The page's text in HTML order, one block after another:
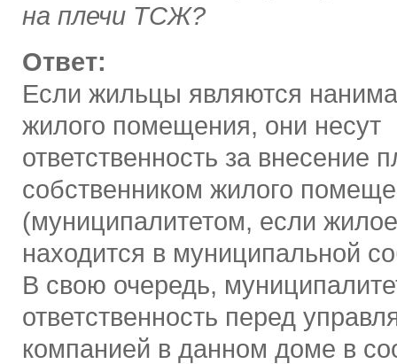
на плечи ТСЖ?
Ответ:
Если жильцы являются
жилого помещения, они несут
ответственность за внесение
собственником жилого
(муниципалитетом, если
находится в муниципальной
В свою очередь,
ответственность перед
компанией в данном доме в